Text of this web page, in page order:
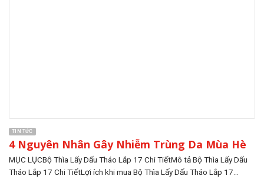
TIN TỨC
4 Nguyên Nhân Gây Nhiễm Trùng Da Mùa Hè
MỤC LỤCBộ Thìa Lấy Dấu Tháo Lắp 17 Chi TiếtMô tả Bộ Thìa Lấy Dấu
Tháo Lắp 17 Chi TiếtLợi ích khi mua Bộ Thìa Lấy Dấu Tháo Lắp 17...